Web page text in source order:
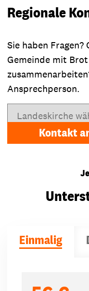
Regionale
Sie haben
Gemeinde mit
Ansprechperson.
Kontakt
Einmalig